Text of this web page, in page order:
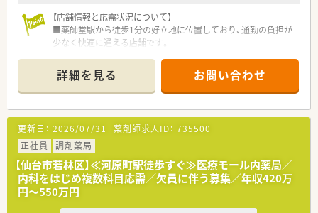
【店舗情報と応需状況について】
■薬師堂駅から徒歩1分の好立地に位置しており、通勤の負担が
少なく快適に通える店舗です。
宅対応にも力を入れています。
■薬剤師1名と事務員1名の体制で運営を行っており、少人数な
らではの連携の良さが魅力です。
【募集背景と求める人物像について】
■地域の在宅業務のニーズが急激に増加しているための、人員体
制強化を目的とした増員募集です。
■在宅業務に意欲的に取り組んでいただける方であれば、これま
での経験が浅い方でも歓迎します。
■与えられた業務だけでなく、自分で考えて前向きに行動し利益
に貢献できる方を求めています。
詳細を見る お問い合わせ
更新日： 2026/07/31 薬剤師求人ID： 735500
正社員
調剤薬局
【仙台市若林区】≪河原町駅徒歩すぐ≫医療モール内薬局／
内科をはじめ複数科目応需／欠員に伴う募集／年収420万
円～550万円